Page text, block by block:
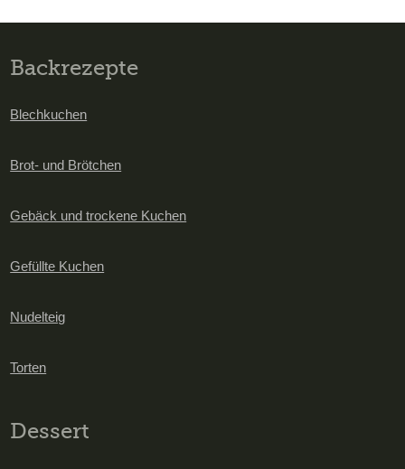
Backrezepte
Blechkuchen
Brot- und Brötchen
Gebäck und trockene Kuchen
Gefüllte Kuchen
Nudelteig
Torten
Dessert